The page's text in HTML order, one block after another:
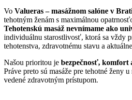
Vo Valueras – masážnom salóne v
tehotným ženám s maximálnou
Tehotenskú masáž nevnímame ako
individuálnu starostlivosť, ktorá sa vždy
tehotenstva, zdravotnému stavu a
Našou prioritou je bezpečnosť, komfort
Práve preto sú masáže pre tehotné ženy
vedené zdravotným prístupom.